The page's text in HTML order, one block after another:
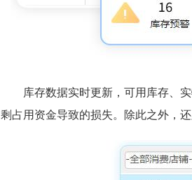
库存数据实时更新，可用库存、
剩占用资金导致的损失。除此之外，